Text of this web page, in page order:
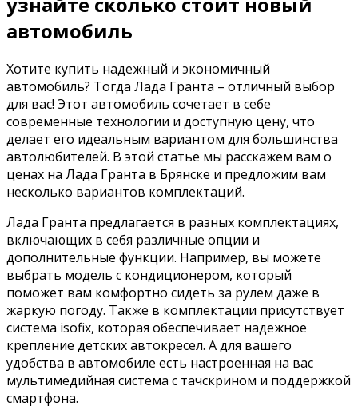
автомобиль
Хотите купить надежный и экономичный
автомобиль? Тогда Лада Гранта – отличный выбор
для вас! Этот автомобиль сочетает в себе
современные технологии и доступную цену, что
делает его идеальным вариантом для большинства
автолюбителей. В этой статье мы расскажем вам о
ценах на Лада Гранта в Брянске и предложим вам
несколько вариантов комплектаций.
Лада Гранта предлагается в разных комплектациях,
включающих в себя различные опции и
дополнительные функции. Например, вы можете
выбрать модель с кондиционером, который
поможет вам комфортно сидеть за рулем даже в
жаркую погоду. Также в комплектации присутствует
система isofix, которая обеспечивает надежное
крепление детских автокресел. А для вашего
удобства в автомобиле есть настроенная на вас
мультимедийная система с тачскрином и поддержкой
смартфона.